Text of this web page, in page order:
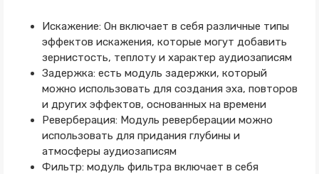
Искажение: Он включает в себя различные типы
эффектов искажения, которые могут добавить
зернистость, теплоту и характер аудиозаписям
Задержка: есть модуль задержки, который
можно использовать для создания эха, повторов
и других эффектов, основанных на времени
Реверберация: Модуль реверберации можно
использовать для придания глубины и
атмосферы аудиозаписям
Фильтр: модуль фильтра включает в себя